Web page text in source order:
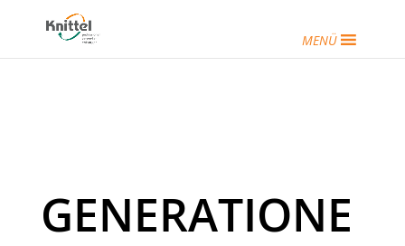
MENÜ
GENERATIONE